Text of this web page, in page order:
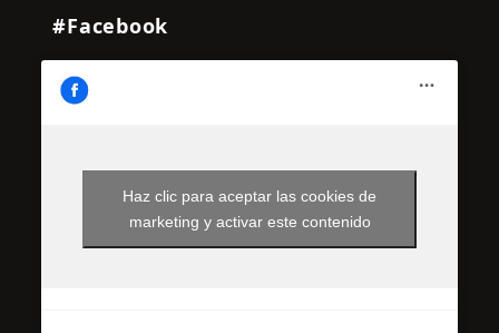
#Facebook
Haz clic para aceptar las cookies de
marketing y activar este contenido